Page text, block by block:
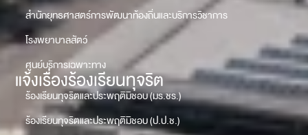
สำนักยุทธศาสตร์การพัฒนาท้องถิ่นและบริการวิชาการ
โรงพยาบาลสัตว์
ศูนย์บริการเฉพาะทาง
แจ้งเรื่องร้องเรียนทุจริต
ร้องเรียนทุจริตและประพฤติมิชอบ (มร.ชร.)
ร้องเรียนทุจริตและประพฤติมิชอบ (ป.ป.ช.)